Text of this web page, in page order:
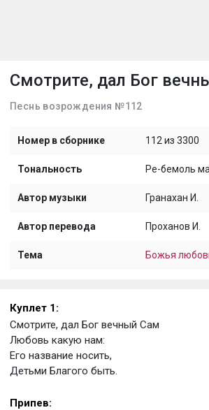
Смотрите, дал Бог
Песнь возрождения №112
Номер в сборнике 112 из 3300
Тональность Ре-бемоль
Автор музыки Гранахан И.
Автор перевода Проханов И.
Тема Божья
Куплет 1:
Смотрите, дал Бог вечный Сам
Любовь какую нам:
Его название носить,
Детьми Благого быть.
Припев: